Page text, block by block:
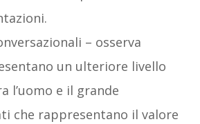
– osserva
un ulteriore livello
l’uomo e il grande
che rappresentano il valore